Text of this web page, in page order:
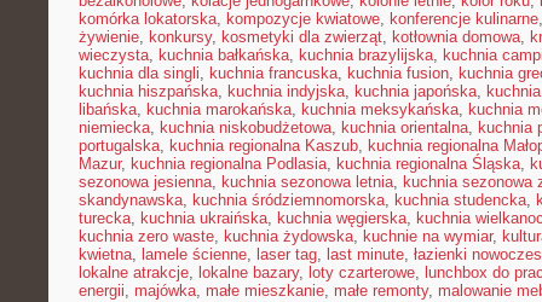
komórka lokatorska, kompozycje kwiatowe, konferencje kulinarne
żywienie, konkursy, kosmetyki dla zwierząt, kotłownia domowa,
wieczysta, kuchnia bałkańska, kuchnia brazylijska, kuchnia
kuchnia dla singli, kuchnia francuska, kuchnia fusion, kuchnia
kuchnia hiszpańska, kuchnia indyjska, kuchnia japońska,
libańska, kuchnia marokańska, kuchnia meksykańska, kuchnia
niemiecka, kuchnia niskobudżetowa, kuchnia orientalna, kuchnia
portugalska, kuchnia regionalna Kaszub, kuchnia regionalna
Mazur, kuchnia regionalna Podlasia, kuchnia regionalna Śląska,
sezonowa jesienna, kuchnia sezonowa letnia, kuchnia sezonowa
skandynawska, kuchnia śródziemnomorska, kuchnia studencka,
turecka, kuchnia ukraińska, kuchnia węgierska, kuchnia
kuchnia zero waste, kuchnia żydowska, kuchnie na wymiar,
kwietna, lamele ścienne, laser tag, last minute, łazienki
lokalne atrakcje, lokalne bazary, loty czarterowe, lunchbox do
energii, majówka, małe mieszkanie, małe remonty, malowanie